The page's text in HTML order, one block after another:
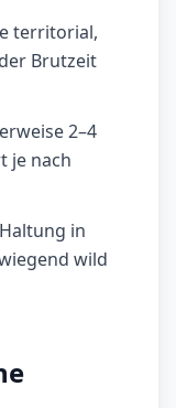
territorial,
Brutzeit
2–4
je nach
in
wild